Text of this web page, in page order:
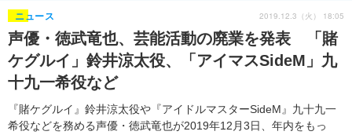
ゲーム グッズ
イベント 海外
海外イベント ビジネス
俳優・タレント アーティスト
ビジネス
アニメ 実写
書評
ゲーム 座談会
動画
アニメ
アニメ！アニメ！TV ABEMA Cafe
連載・コラム
声優・徳武竜也、芸能活動の廃業を発表 「賭
ケグルイ」鈴井涼太役、「アイマスSideM」九
十九一希役など
『賭ケグルイ』鈴井涼太役や『アイドルマスターSideM』九十九一
希役などを務める声優・徳武竜也が2019年12月3日、年内をもっ
ニュース 2019.12.3（火） 18:05